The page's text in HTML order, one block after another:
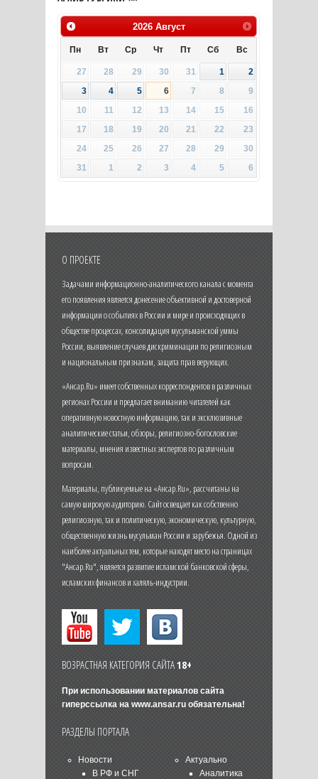
2026 Август
Пн Вт Ср Чт Пт Сб Вс
27 28 29 30 31 1
2
3
4 5 6 7 8
9
10
11 12 13 14 15
16
17
18 19 20 21 22
23
24
25 26 27 28 29
30
31
1 2 3 4 5 6
О ПРОЕКТЕ
Задачами информационно-аналитического канала с момента
его появления является донесение объективной и достоверной
информации о событиях в России и мире и происходящих в
обществе процессах, консолидация мусульманской уммы
России, выявление случаев дискриминации по религиозным
и национальным признакам, защита прав верующих.
«Ансар.Ru» имеет собственных корреспондентов в различных
регионах России и предлагает вниманию читателей как
оперативную новостную информацию, так и эксклюзивные
аналитические статьи, обзоры, религиозно-богословские
материалы, мнения известных экспертов по различным
вопросам.
Материалы, публикуемые на «Ансар.Ru», рассчитаны на
самую широкую аудиторию. Сайт освещает как собственно
религиозную, так и политическую, экономическую, культурную,
общественную жизнь мусульман России и зарубежья. Одной из
наиболее актуальных тем, которые находят место на страницах
"Ансар.Ru", является развитие исламской банковской сферы,
исламских финансов и халяль-индустрии.
ВОЗРАСТНАЯ КАТЕГОРИЯ САЙТА18+
При использовании материалов сайта
гиперссылка на www.ansar.ruобязательна!
РАЗДЕЛЫ ПОРТАЛА
Новости
В РФ и СНГ
Актуально
Аналитика